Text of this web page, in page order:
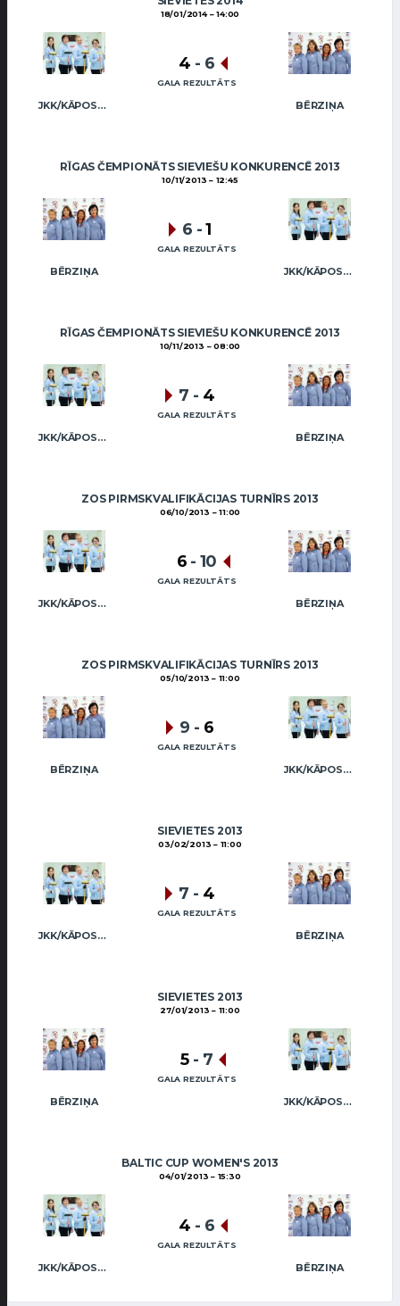
18/01/2014 14:00
JKK/KĀPOSTIŅA BĒRZIŅA
4 - 6
GALA REZULTĀTS
RĪGAS ČEMPIONĀTS SIEVIEŠU KONKURENCĒ 2013
10/11/2013 12:45
BĒRZIŅA JKK/KĀPOSTIŅA
6 -1
GALA REZULTĀTS
RĪGAS ČEMPIONĀTS SIEVIEŠU KONKURENCĒ 2013
10/11/2013 08:00
JKK/KĀPOSTIŅA BĒRZIŅA
7 - 4
GALA REZULTĀTS
ZOS PIRMSKVALIFIKĀCIJAS TURNĪRS 2013
06/10/2013 11:00
JKK/KĀPOSTIŅA BĒRZIŅA
6 - 10
GALA REZULTĀTS
ZOS PIRMSKVALIFIKĀCIJAS TURNĪRS 2013
05/10/2013 11:00
BĒRZIŅA JKK/KĀPOSTIŅA
9 - 6
GALA REZULTĀTS
SIEVIETES 2013
03/02/2013 11:00
JKK/KĀPOSTIŅA BĒRZIŅA
7 - 4
GALA REZULTĀTS
SIEVIETES 2013
27/01/2013 11:00
BĒRZIŅA JKK/KĀPOSTIŅA
5 - 7
GALA REZULTĀTS
BALTIC CUP WOMEN'S 2013
04/01/2013 15:30
JKK/KĀPOSTIŅA BĒRZIŅA
4 - 6
GALA REZULTĀTS